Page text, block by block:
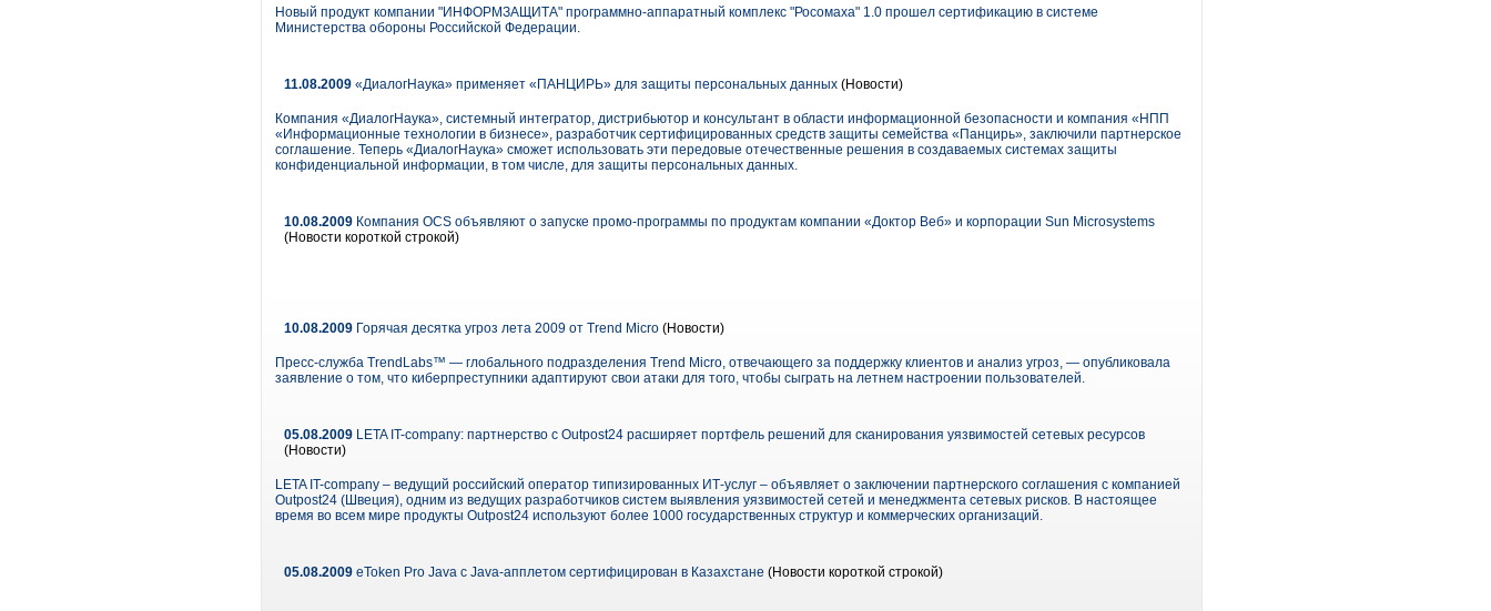
Новый продукт компании "ИНФОРМЗАЩИТА" программно-аппаратный комплекс "Росомаха" 1.0 прошел сертификацию в системе
Министерства обороны Российской Федерации.
11.08.2009 «ДиалогНаука» применяет «ПАНЦИРЬ» для защиты персональных данных (Новости)
Компания «ДиалогНаука», системный интегратор, дистрибьютор и консультант в области информационной безопасности и компания «НПП
«Информационные технологии в бизнесе», разработчик сертифицированных средств защиты семейства «Панцирь», заключили партнерское
соглашение. Теперь «ДиалогНаука» сможет использовать эти передовые отечественные решения в создаваемых системах защиты
конфиденциальной информации, в том числе, для защиты персональных данных.
10.08.2009 Компания OCS объявляют о запуске промо-программы по продуктам компании «Доктор Веб» и корпорации Sun Microsystems
(Новости короткой строкой)
10.08.2009 Горячая десятка угроз лета 2009 от Trend Micro (Новости)
Пресс-служба TrendLabs™ — глобального подразделения Trend Micro, отвечающего за поддержку клиентов и анализ угроз, — опубликовала
заявление о том, что киберпреступники адаптируют свои атаки для того, чтобы сыграть на летнем настроении пользователей.
05.08.2009 LETA IT-company: партнерство с Outpost24 расширяет портфель решений для сканирования уязвимостей сетевых ресурсов
(Новости)
LETA IT-company – ведущий российский оператор типизированных ИТ-услуг – объявляет о заключении партнерского соглашения с компанией
Outpost24 (Швеция), одним из ведущих разработчиков систем выявления уязвимостей сетей и менеджмента сетевых рисков. В настоящее
время во всем мире продукты Outpost24 используют более 1000 государственных структур и коммерческих организаций.
05.08.2009 eToken Pro Java с Java-апплетом сертифицирован в Казахстане (Новости короткой строкой)